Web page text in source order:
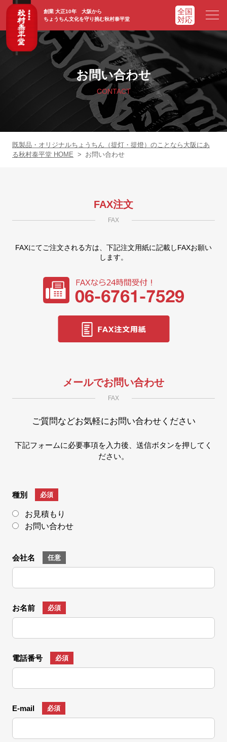
創業 大正10年 大阪から
ちょうちん文化を守り挑む秋村泰平堂
ホーム
ADVATAGE
CHOCHIN
FAX注文 お問い合わせ
お問い合わせ
CONTACT
既製品・オリジナルちょうちん（提灯・提燈）のことなら大阪にあ
る秋村泰平堂 HOME > お問い合わせ
FAX注文
FAX
FAXにてご注文される方は、下記注文用紙に記載しFAXお願い
します。
メールでお問い合わせ
FAX
ご質問などお気軽にお問い合わせください
下記フォームに必要事項を入力後、送信ボタンを押してく
ださい。
種別 必須
お見積もり
お問い合わせ
会社名 任意
お名前 必須
電話番号 必須
E-mail 必須